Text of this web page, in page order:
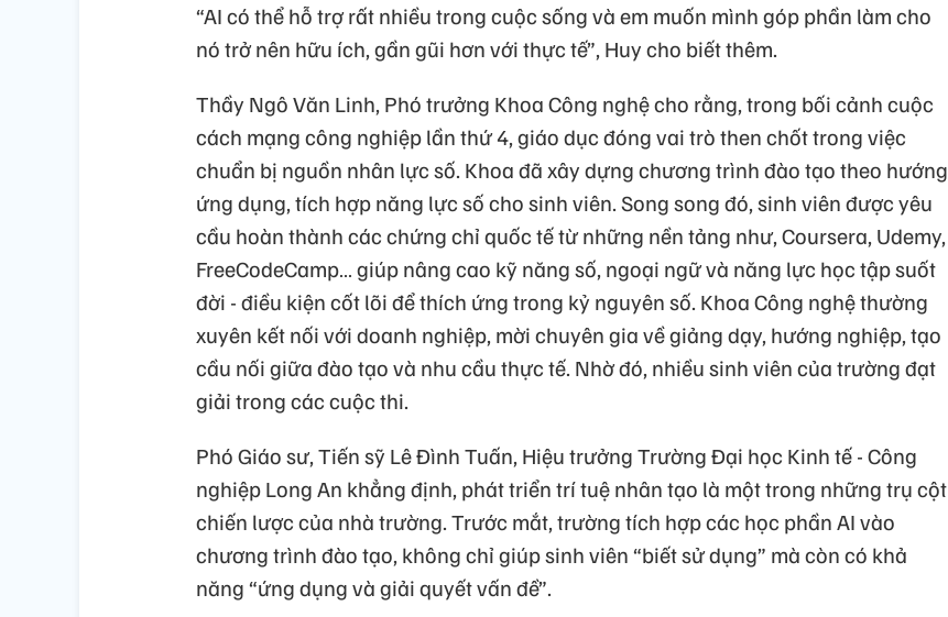
“AI có thể hỗ trợ rất nhiều trong cuộc sống và em muốn mình góp phần làm cho
nó trở nên hữu ích, gần gũi hơn với thực tế”, Huy cho biết thêm.
Thầy Ngô Văn Linh, Phó trưởng Khoa Công nghệ cho rằng, trong bối cảnh cuộc
cách mạng công nghiệp lần thứ 4, giáo dục đóng vai trò then chốt trong việc
chuẩn bị nguồn nhân lực số. Khoa đã xây dựng chương trình đào tạo theo hướng
ứng dụng, tích hợp năng lực số cho sinh viên. Song song đó, sinh viên được yêu
cầu hoàn thành các chứng chỉ quốc tế từ những nền tảng như, Coursera, Udemy,
FreeCodeCamp… giúp nâng cao kỹ năng số, ngoại ngữ và năng lực học tập suốt
đời - điều kiện cốt lõi để thích ứng trong kỷ nguyên số. Khoa Công nghệ thường
xuyên kết nối với doanh nghiệp, mời chuyên gia về giảng dạy, hướng nghiệp, tạo
cầu nối giữa đào tạo và nhu cầu thực tế. Nhờ đó, nhiều sinh viên của trường đạt
giải trong các cuộc thi.
Phó Giáo sư, Tiến sỹ Lê Đình Tuấn, Hiệu trưởng Trường Đại học Kinh tế - Công
nghiệp Long An khẳng định, phát triển trí tuệ nhân tạo là một trong những trụ cột
chiến lược của nhà trường. Trước mắt, trường tích hợp các học phần AI vào
chương trình đào tạo, không chỉ giúp sinh viên “biết sử dụng” mà còn có khả
năng “ứng dụng và giải quyết vấn đề”.